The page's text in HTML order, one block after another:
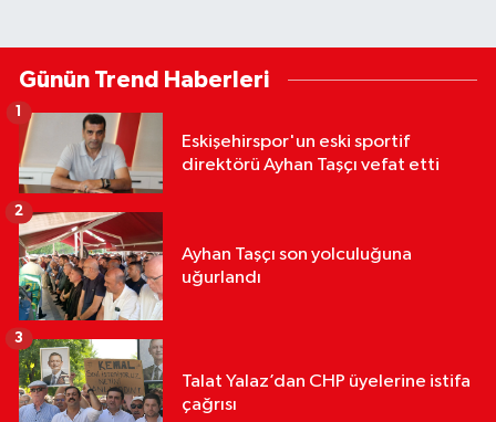
Günün Trend Haberleri
Eskişehirspor'un eski sportif
direktörü Ayhan Taşçı vefat etti
Ayhan Taşçı son yolculuğuna
uğurlandı
2
Talat Yalaz’dan CHP üyelerine istifa
çağrısı
3